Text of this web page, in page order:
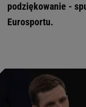
podziękowanie -
Eurosportu.